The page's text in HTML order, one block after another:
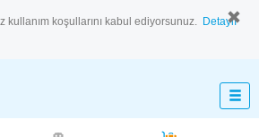
koşullarını kabul ediyorsunuz. Detaylı